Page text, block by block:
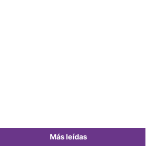
Más leídas